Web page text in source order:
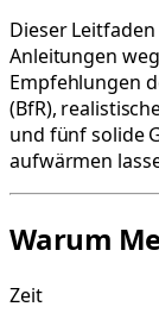
Dieser
Anleitungen
Empfehlungen
(BfR),
und fünf solide
aufwärmen
Warum
Zeit